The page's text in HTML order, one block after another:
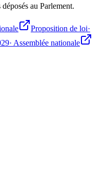
au Parlement.
Proposition de loi·
· Assemblée nationale